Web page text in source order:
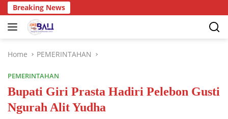
Breaking News
Home PEMERINTAHAN
PEMERINTAHAN
Bupati Giri Prasta Hadiri Pelebon Gusti
Ngurah Alit Yudha